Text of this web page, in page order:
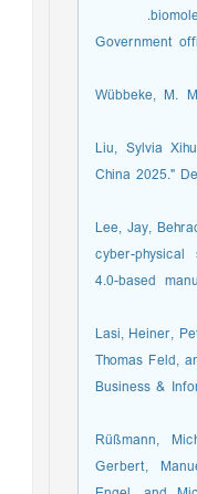
10.
11. Wübbeke,
12. Liu, Sylvia
China 2025."
13. Lee, Jay,
cyber-
4.0-based
14. Lasi,
Thomas Feld,
Business &
15. Rüßmann,
Gerbert,